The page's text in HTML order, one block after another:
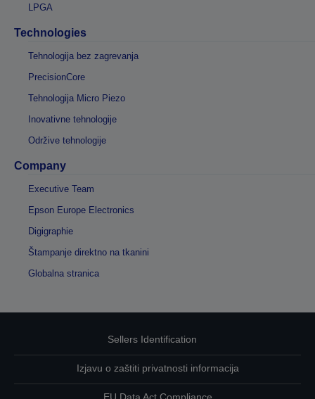
LPGA
Technologies
Tehnologija bez zagrevanja
PrecisionCore
Tehnologija Micro Piezo
Inovativne tehnologije
Održive tehnologije
Company
Executive Team
Epson Europe Electronics
Digigraphie
Štampanje direktno na tkanini
Globalna stranica
Sellers Identification
Izjavu o zaštiti privatnosti informacija